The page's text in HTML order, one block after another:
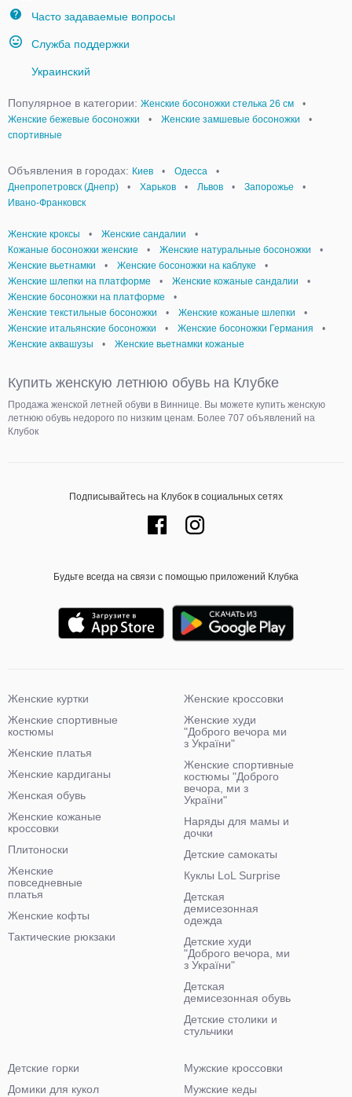
Часто задаваемые вопросы
Служба поддержки
Украинский
Популярное в категории: Женские босоножки стелька 26 см
•
Женские бежевые босоножки
• Женские замшевые босоножки
•
спортивные
Объявления в городах: Киев • Одесса
•
Днепропетровск (Днепр)
• Харьков • Львов • Запорожье
•
Ивано-Франковск
Женские кроксы • Женские сандалии
•
Кожаные босоножки женские
• Женские натуральные босоножки
•
Женские вьетнамки
• Женские босоножки на каблуке
•
Женские шлепки на платформе
• Женские кожаные сандалии
•
Женские босоножки на платформе
•
Женские текстильные босоножки
• Женские кожаные шлепки
•
Женские итальянские босоножки
• Женские босоножки Германия
•
Женские аквашузы
• Женские вьетнамки кожаные
Купить женскую летнюю обувь на Клубке
Продажа женской летней обуви в Виннице. Вы можете купить женскую
летнюю обувь недорого по низким ценам. Более 707 объявлений на
Клубок
Подписывайтесь на Клубок в социальных сетях
Будьте всегда на связи с помощью приложений Клубка
Женские куртки
Женские спортивные
костюмы
Женские платья
Женские кардиганы
Женская обувь
Женские кожаные
кроссовки
Плитоноски
Женские
повседневные
платья
Женские кофты
Тактические рюкзаки
Женские кроссовки
Женские худи
"Доброго вечора ми
з України"
Женские спортивные
костюмы "Доброго
вечора, ми з
України"
Наряды для мамы и
дочки
Детские самокаты
Куклы LoL Surprise
Детская
демисезонная
одежда
Детские худи
"Доброго вечора, ми
з України"
Детская
демисезонная обувь
Детские столики и
стульчики
Детские горки
Домики для кукол
Мужские кроссовки
Мужские кеды